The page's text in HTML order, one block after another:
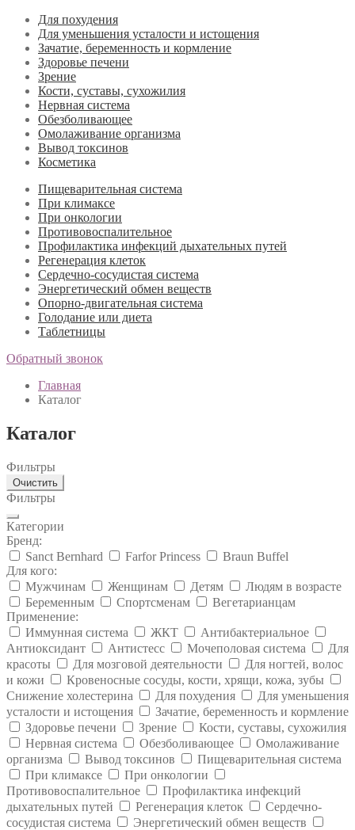
Для похудения
Для уменьшения усталости и истощения
Зачатие, беременность и кормление
Здоровье печени
Зрение
Кости, суставы, сухожилия
Нервная система
Обезболивающее
Омолаживание организма
Вывод токсинов
Косметика
Пищеварительная система
При климаксе
При онкологии
Противовоспалительное
Профилактика инфекций дыхательных путей
Регенерация клеток
Сердечно-сосудистая система
Энергетический обмен веществ
Опорно-двигательная система
Голодание или диета
Таблетницы
Обратный звонок
Главная
Каталог
Каталог
Фильтры
Очистить
Фильтры
Категории
Бренд:
Sanct Bernhard
Farfor Princess
Braun Buffel
Для кого:
Мужчинам
Женщинам Детям
Людям в возрасте
Беременным
Спортсменам
Вегетарианцам
Применение:
Иммунная система
ЖКТ
Антибактериальное
Антиоксидант
Антистесс Мочеполовая система
Для
красоты
Для мозговой деятельности
Для ногтей, волос
и кожи
Кровеносные сосуды, кости, хрящи, кожа, зубы
Снижение холестерина
Для похудения
Для уменьшения
усталости и истощения
Зачатие, беременность и кормление
Здоровье печени
Зрение
Кости, суставы, сухожилия
Нервная система
Обезболивающее
Омолаживание
организма
Вывод токсинов
Пищеварительная система
При климаксе
При онкологии
Противовоспалительное
Профилактика инфекций
дыхательных путей
Регенерация клеток
Сердечно-
сосудистая система
Энергетический обмен веществ